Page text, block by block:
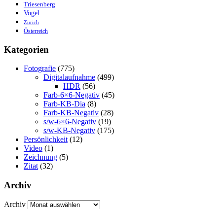
Triesenberg
Vogel
Zürich
Österreich
Kategorien
Fotografie (775)
Digitalaufnahme (499)
HDR (56)
Farb-6×6-Negativ (45)
Farb-KB-Dia (8)
Farb-KB-Negativ (28)
s/w-6×6-Negativ (19)
s/w-KB-Negativ (175)
Persönlichkeit (12)
Video (1)
Zeichnung (5)
Zitat (32)
Archiv
Archiv